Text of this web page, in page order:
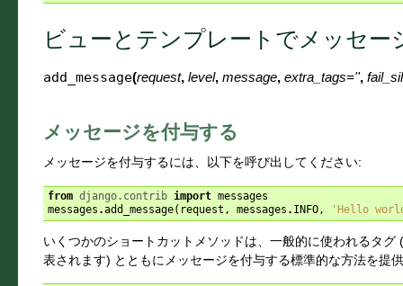
ビューとテンプレートでメッセー
add_message(request, level, message, extra_tags='',
メッセージを付与する
メッセージを付与するには、以下を呼び出してください:
from django.contrib import messages
messages .add_message( request , messages . INFO, 'Hello
いくつかのショートカットメソッドは、一般的に使われるタ
表されます) とともにメッセージを付与する標準的な方法を提